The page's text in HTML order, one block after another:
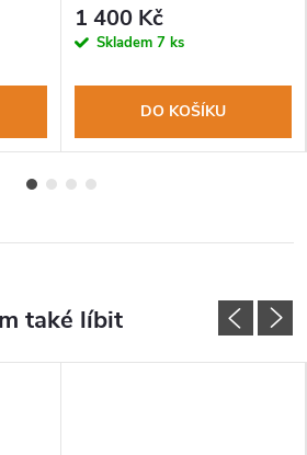
1 400 Kč
Skladem 7 ks
DO KOŠÍKU